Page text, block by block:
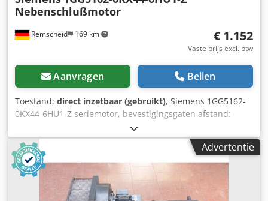
Remscheid 169 km
Nebenschlußmotor
€ 1.152
Vaste prijs excl. btw
Aanvragen Bellen
Toestand: direct inzetbaar (gebruikt), Siemens 1GG5162-
0KX44-6HU1-Z seriemotor, bevestigingsgaten afstand:
250x250 mm, Ø aandrijfas: 55 mm, voormalig
hoofdspindelaandrijving uit Droop + Rein machine,
gebruikt, 100% functioneel. LET OP: informeer naar de
kosten voor verpakking en transport! Codpfox Dvdkex
Abuoha
Advertentie